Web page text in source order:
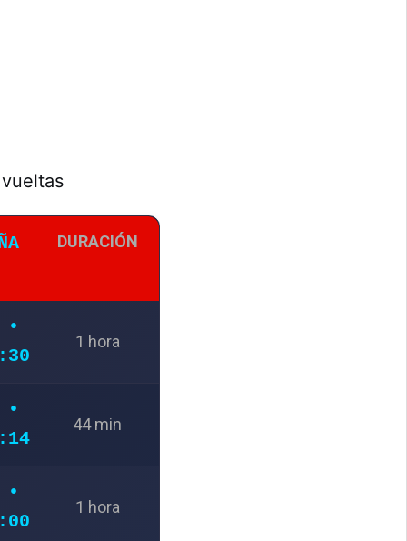
DURACIÓN
1 hora
44 min
1 hora